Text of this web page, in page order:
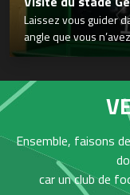
Laissez vous guider
angle que vous
Ensemble, faisons
car un club de